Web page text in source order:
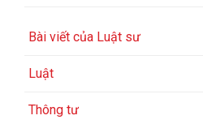
Bài viết của Luật sư
Luật
Thông tư